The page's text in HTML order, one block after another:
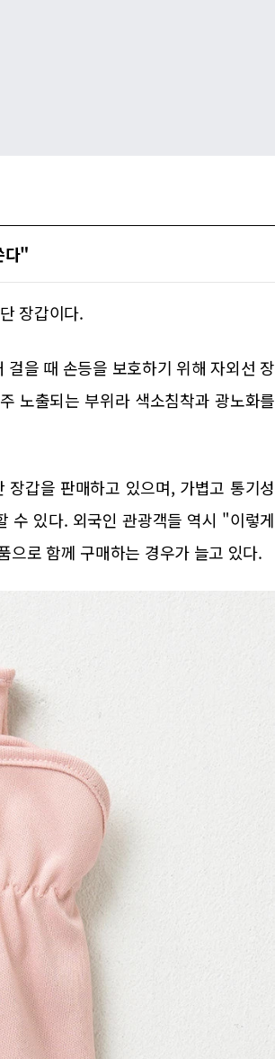
다"
장갑이다.
을 때 손등을 보호하기 위해 자외선 장
노출되는 부위라 색소침착과 광노화를
갑을 판매하고 있으며, 가볍고 통기성
수 있다. 외국인 관광객들 역시 "이렇게
으로 함께 구매하는 경우가 늘고 있다.